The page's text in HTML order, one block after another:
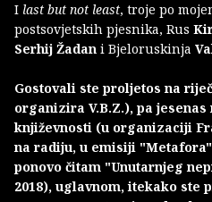
I last but not least, troje po
postsovjetskih pjesnika, Rus
Serhij Žadan i Bjeloruskinja
Gostovali ste proljetos na
organizira V.B.Z.), pa jesenas
književnosti (u organizaciji
na radiju, u emisiji
ponovo čitam "Unutarnjeg
2018), uglavnom, itekako ste